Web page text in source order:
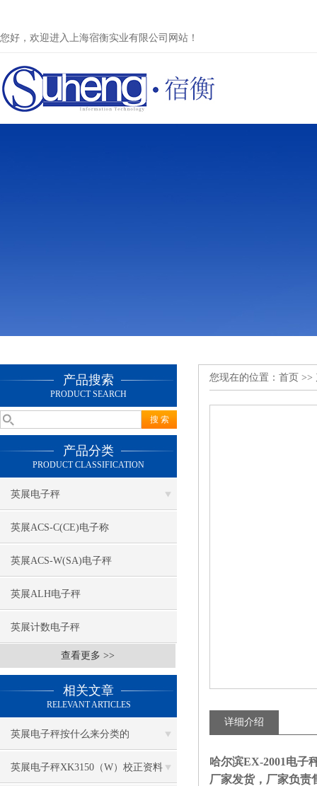
您好，欢迎进入上海宿衡实业有限公司网站！
产品搜索
PRODUCT SEARCH
产品分类
PRODUCT CLASSIFICATION
英展电子秤
英展ACS-C(CE)电子称
英展ACS-W(SA)电子秤
英展ALH电子秤
英展计数电子秤
查看更多 >>
相关文章
RELEVANT ARTICLES
英展电子秤按什么来分类的
英展电子秤XK3150（W）校正资料
您现在的位置： 首页 >>
详细介绍
哈尔滨EX-2001电子
厂家发货，厂家负责